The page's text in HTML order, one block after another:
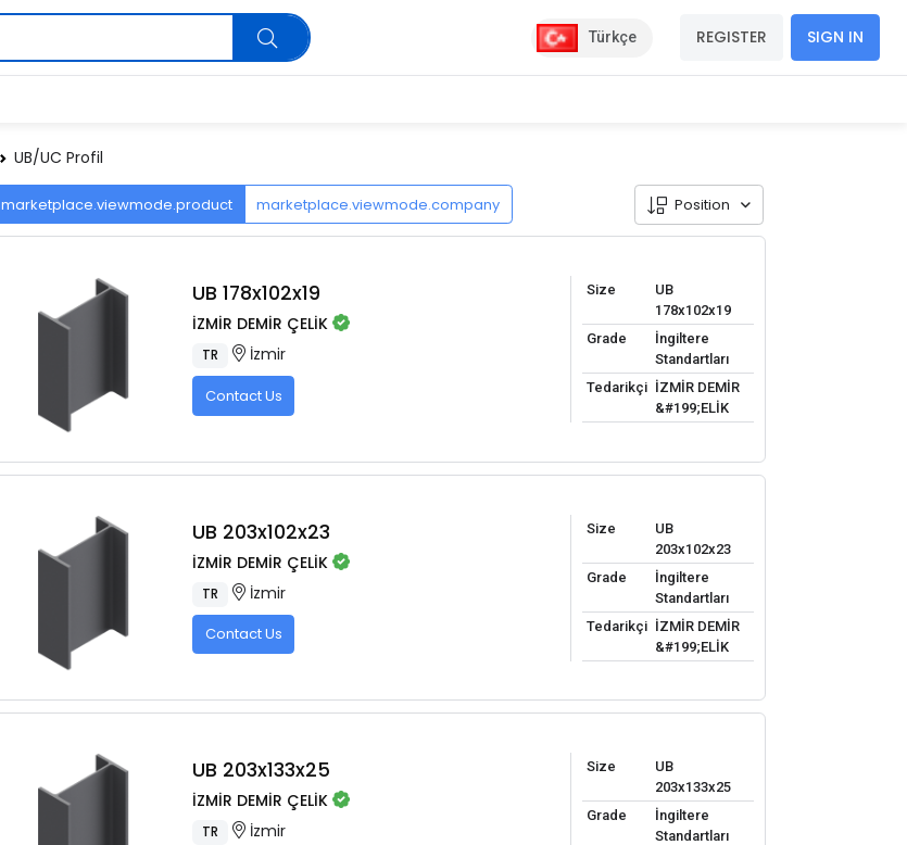
Türkçe REGISTER SIGN IN
UB/UC Profil
marketplace.viewmode.product marketplace.viewmode.company Position
UB 178x102x19
İZMİR DEMİR ÇELİK
TR İzmir
Contact Us
Size
UB
178x102x19
Grade
İngiltere
Standartları
Tedarikçi İZMİR DEMİR
&#199;ELİK
UB 203x102x23
İZMİR DEMİR ÇELİK
TR İzmir
Contact Us
Size
UB
203x102x23
Grade
İngiltere
Standartları
Tedarikçi İZMİR DEMİR
&#199;ELİK
UB 203x133x25
İZMİR DEMİR ÇELİK
TR İzmir
Size
UB
203x133x25
Grade
İngiltere
Standartları